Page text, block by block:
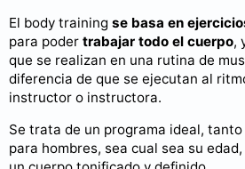
El body training se basa en
para poder trabajar todo el cuerpo,
que se realizan en una rutina de
diferencia de que se ejecutan al
instructor o instructora.
Se trata de un programa ideal,
para hombres, sea cual sea su